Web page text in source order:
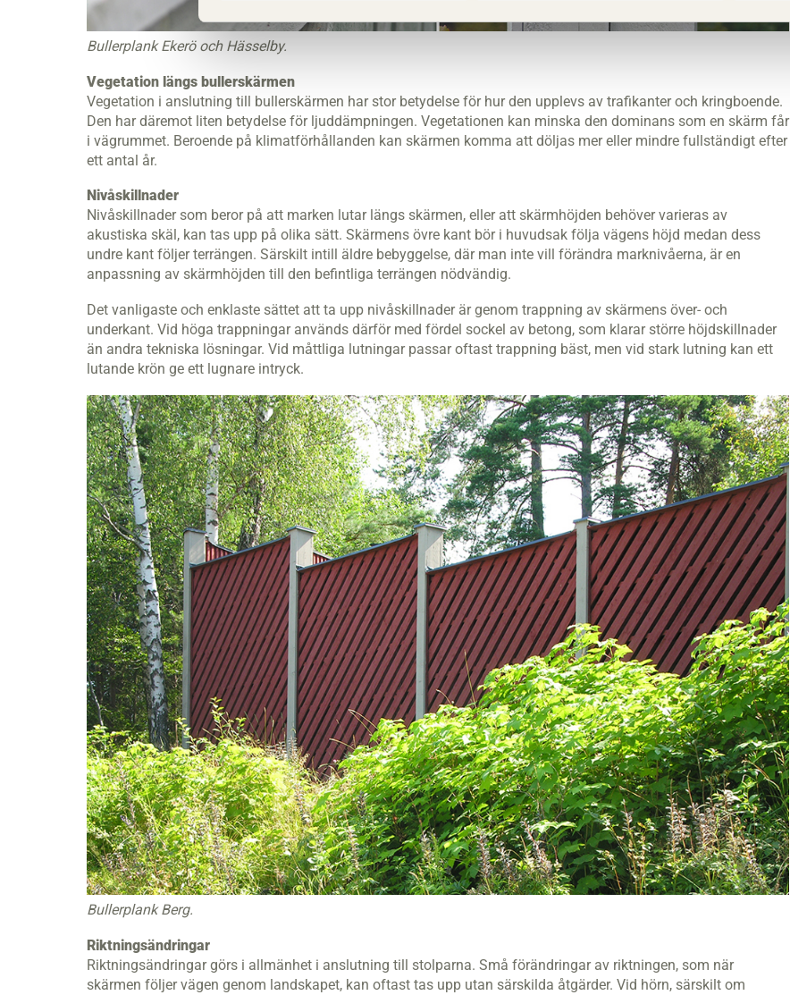
Bullerplank Ekerö och Hässelby.
Vegetation längs bullerskärmen
Vegetation i anslutning till bullerskärmen har stor betydelse för hur den upplevs av trafikanter och kringboende.
Den har däremot liten betydelse för ljuddämpningen. Vegetationen kan minska den dominans som en skärm får
i vägrummet. Beroende på klimatförhållanden kan skärmen komma att döljas mer eller mindre fullständigt efter
ett antal år.
Nivåskillnader
Nivåskillnader som beror på att marken lutar längs skärmen, eller att skärmhöjden behöver varieras av
akustiska skäl, kan tas upp på olika sätt. Skärmens övre kant bör i huvudsak följa vägens höjd medan dess
undre kant följer terrängen. Särskilt intill äldre bebyggelse, där man inte vill förändra marknivåerna, är en
anpassning av skärmhöjden till den beﬁntliga terrängen nödvändig.
Det vanligaste och enklaste sättet att ta upp nivåskillnader är genom trappning av skärmens över- och
underkant. Vid höga trappningar används därför med fördel sockel av betong, som klarar större höjdskillnader
än andra tekniska lösningar. Vid måttliga lutningar passar oftast trappning bäst, men vid stark lutning kan ett
lutande krön ge ett lugnare intryck.
Bullerplank Berg.
Riktningsändringar
Riktningsändringar görs i allmänhet i anslutning till stolparna. Små förändringar av riktningen, som när
skärmen följer vägen genom landskapet, kan oftast tas upp utan särskilda åtgärder. Vid hörn, särskilt om